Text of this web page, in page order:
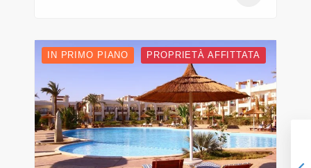
IN PRIMO PIANO PROPRIETÀ AFFITTATA